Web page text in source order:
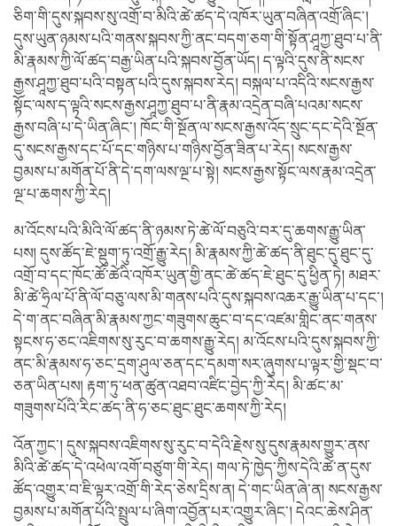
ཅིག་གི་དུས་སྐབས་སུ་འགྲོ་བ་མིའི་ཚེ་ཚད་དེ་འཁོར་ཡུན་བཞིན་འགྲོ་ཞིང་།
དུས་ཡུན་ཉམས་པའི་གནས་སྐབས་ཀྱི་ནང་བདག་ཅག་གི་སྟོན་ཤཱཀྱ་ཐུབ་པ་ནི་
མི་རྣམས་ཀྱི་ལོ་ཚད་བརྒྱ་ཡིན་པའི་སྐབས་བྱོན་ཡོད། ད་ལྟའི་དུས་ནི་སངས་
རྒྱས་ཤཱཀྱ་ཐུབ་པའི་བསྟན་པའི་དུས་སྐབས་རེད། བསྐལ་པ་འདིའི་སངས་རྒྱས་
སྟོང་ལས་ད་ལྟའི་སངས་རྒྱས་ཤཱཀྱ་ཐུབ་པ་ནི་རྣམ་འདྲེན་བཞི་པའམ་སངས་
རྒྱས་བཞི་པ་དེ་ཡིན་ཞིང་། ཁོང་གི་སྔོན་ལ་སངས་རྒྱས་འོད་སྲུང་དང་དེའི་སྔོན་
དུ་སངས་རྒྱས་དང་པོ་དང་གཉིས་པ་གཉིས་བྱོན་ཟིན་པ་རེད། སངས་རྒྱས་
བྱམས་པ་མགོན་པོ་ནི་དེ་དག་ལས་ལྔ་པ་སྟེ། སངས་རྒྱས་སྟོང་ལས་རྣམ་འདྲེན་
ལྔ་པ་ཆགས་ཀྱི་རེད།
མ་འོངས་པའི་མིའི་ལོ་ཚད་ནི་ཉམས་ཏེ་ཚེ་ལོ་བཅུའི་བར་དུ་ཆགས་རྒྱུ་ཡིན་
པས། དུས་ཚོད་ཇེ་སྡུག་ཏུ་འགྲོ་རྒྱུ་རེད། མི་རྣམས་ཀྱི་ཚེ་ཚད་ནི་ཐུང་དུ་ཐུང་དུ་
འགྲོ་བ་དང་ཁོང་ཚོ་ཚེའི་འཁོར་ཡུན་གྱི་ནང་ཚེ་ཚད་ཇེ་ཐུང་དུ་ཕྱིན་ཏེ། མཐར་
མི་ཚེ་ཧྲིལ་པོ་ནི་ལོ་བཅུ་ལས་མི་གནས་པའི་དུས་སྐབས་འཆར་རྒྱུ་ཡིན་པ་དང་།
དེ་ག་ནང་བཞིན་མི་རྣམས་ཀྱང་གཟུགས་ཆུང་བ་དང་འཛམ་གླིང་ནང་གནས་
སྟངས་ཧ་ཅང་འཇིགས་སུ་རུང་བ་ཆགས་རྒྱུ་རེད། མ་འོངས་པའི་དུས་སྐབས་ཀྱི་
ནང་མི་རྣམས་ཧ་ཅང་དྲག་ཤུལ་ཅན་དང་དམག་སར་ཞུགས་པ་ལྟར་གྱི་སྡང་བ་
ཅན་ཡིན་པས། རྟག་ཏུ་ཕན་ཚུན་འཐབ་འཛིང་བྱེད་ཀྱི་རེད། མི་ཚང་མ་
གཟུགས་པོའི་རིང་ཚད་ནི་ཧ་ཅང་ཐུང་ཐུང་ཆགས་ཀྱི་རེད།
འོན་ཀྱང་། དུས་སྐབས་འཇིགས་སུ་རུང་བ་དེའི་རྗེས་སུ་དུས་རྣམས་གྱུར་ནས་
མིའི་ཚེ་ཚད་དེ་འཕེལ་འགོ་བཙུག་གི་རེད། གལ་ཏེ་ཁྱེད་ཀྱིས་དེའི་ཚེ་ན་དུས་
ཚོད་འགྱུར་བ་ཇི་ལྟར་འགྲོ་གི་རེད་ཅེས་དྲིས་ན། དེ་གང་ཡིན་ཞེ་ན། སངས་རྒྱས་
བྱམས་པ་མགོན་པོའི་སྤྲུལ་པ་ཞིག་འབྱོན་པར་འགྱུར་ཞིང་། དེའང་ཆེས་ཤིན་